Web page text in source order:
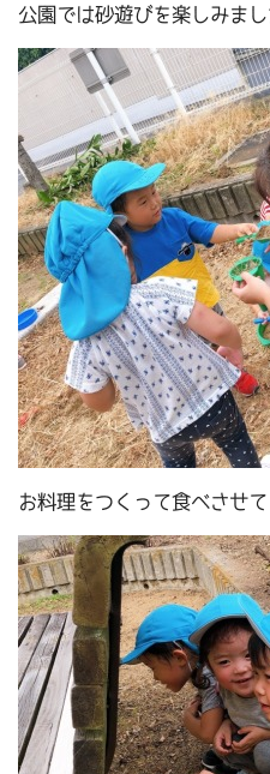
公園では砂遊びを楽しみまし
お料理をつくって食べさせ